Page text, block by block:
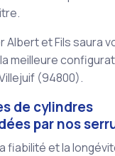
Albert et Fils saura
meilleure
(94800).
de cylindres
par nos
fiabilité et la